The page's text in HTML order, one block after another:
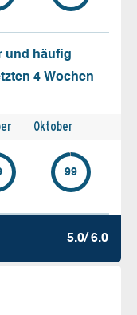
und häufig
4 Wochen
Oktober
99
5.0/ 6.0